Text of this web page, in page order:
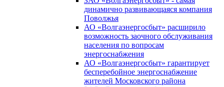
динамично развивающаяся компания
Поволжья
АО «Волгаэнергосбыт» расширило
возможность заочного обслуживания
населения по вопросам
энергоснабжения
АО «Волгаэнергосбыт» гарантирует
бесперебойное энергоснабжение
жителей Московского района